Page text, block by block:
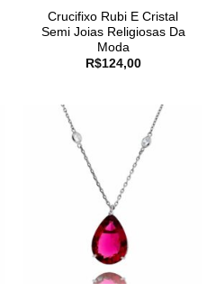
Crucifixo Rubi E Cristal
Semi Joias Religiosas Da
Moda
R$124,00